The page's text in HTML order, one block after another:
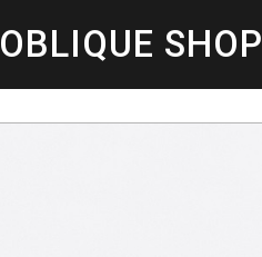
OBLIQUE SHOP